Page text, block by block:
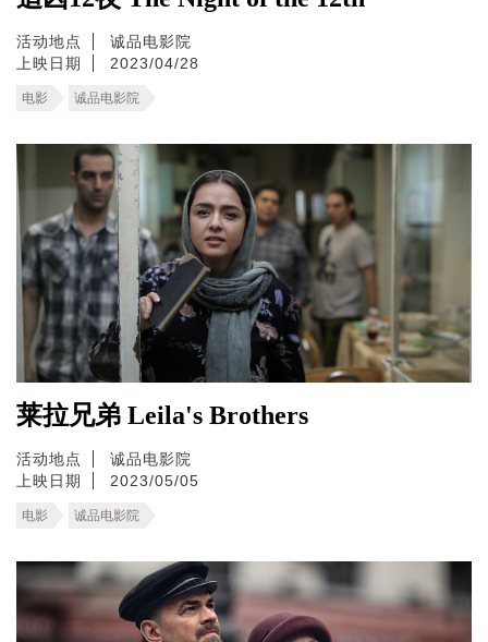
活动地点
诚品电影院
上映日期
2023/04/28
电影 诚品电影院
莱拉兄弟 Leila's Brothers
活动地点
诚品电影院
上映日期
2023/05/05
电影 诚品电影院